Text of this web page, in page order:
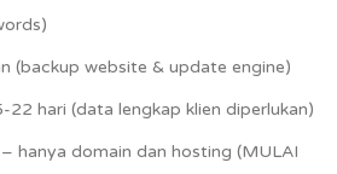
(backup website & update engine)
22 hari (data lengkap klien diperlukan)
hanya domain dan hosting (MULAI